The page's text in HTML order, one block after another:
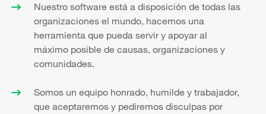
Nuestro software está a disposición de todas las
organizaciones el mundo, hacemos una
herramienta que pueda servir y apoyar al
máximo posible de causas, organizaciones y
comunidades.
Somos un equipo honrado, humilde y trabajador,
que aceptaremos y pediremos disculpas por